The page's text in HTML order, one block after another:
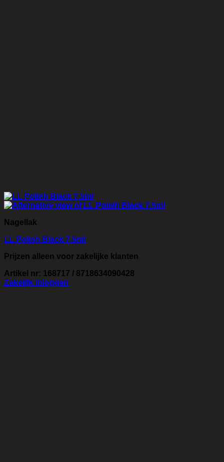
Nagellak
LL Polish Black 7.5ml
Prijzen alleen voor zakelijke klanten
Artikel nr: 168717 / 8718634090428
Zakelijk inloggen